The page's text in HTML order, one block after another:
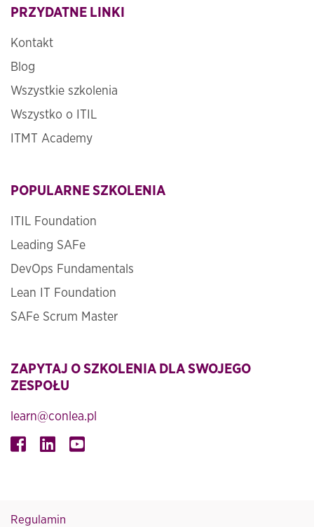
PRZYDATNE LINKI
Kontakt
Blog
Wszystkie szkolenia
Wszystko o ITIL
ITMT Academy
POPULARNE SZKOLENIA
ITIL Foundation
Leading SAFe
DevOps Fundamentals
Lean IT Foundation
SAFe Scrum Master
ZAPYTAJ O SZKOLENIA DLA SWOJEGO
ZESPOŁU
learn@conlea.pl
Regulamin